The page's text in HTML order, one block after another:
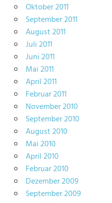
Oktober 2011
September 2011
August 2011
Juli 2011
Juni 2011
Mai 2011
April 2011
Februar 2011
November 2010
September 2010
August 2010
Mai 2010
April 2010
Februar 2010
Dezember 2009
September 2009